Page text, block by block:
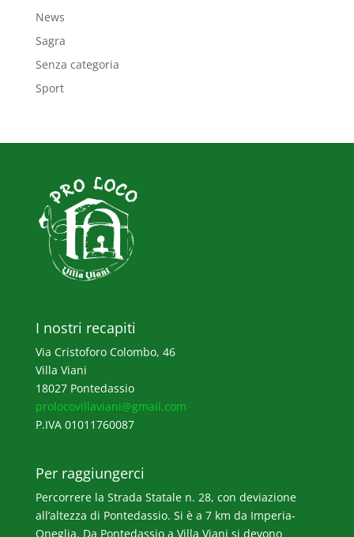
News
Sagra
Senza categoria
Sport
I nostri recapiti
Via Cristoforo Colombo, 46
Villa Viani
18027 Pontedassio
prolocovillaviani@gmail.com
P.IVA 01011760087
Per raggiungerci
Percorrere la Strada Statale n. 28, con deviazione
all’altezza di Pontedassio. Si è a 7 km da Imperia-
Oneglia. Da Pontedassio a Villa Viani si devono